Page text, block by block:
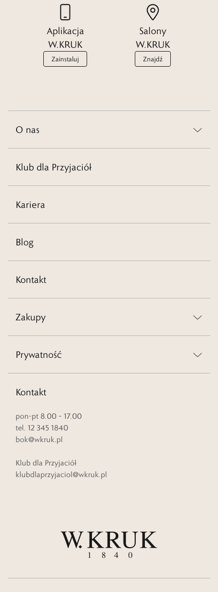
Aplikacja
W.KRUK
Zainstaluj
Salony
W.KRUK
Znajdź
O nas
Klub dla Przyjaciół
Kariera
Blog
Kontakt
Zakupy
Prywatność
Kontakt
pon-pt 8.00 – 17.00
tel. 12 345 1840
bok@wkruk.pl
Klub dla Przyjaciół
klubdlaprzyjaciol@wkruk.pl